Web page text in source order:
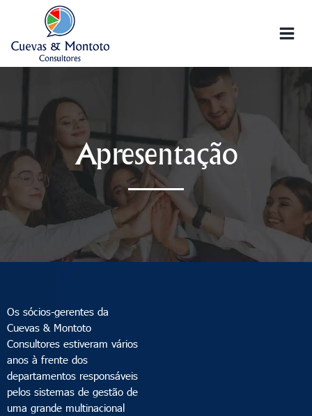
Apresentação
Os sócios-gerentes da
Cuevas & Montoto
Consultores estiveram vários
anos à frente dos
departamentos responsáveis ​​
pelos sistemas de gestão de
uma grande multinacional